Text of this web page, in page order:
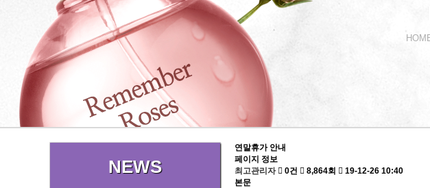
NEWS
연말휴가 안내
페이지 정보
최고관리자
0건 8,864회
19-12-26 10:40
본문